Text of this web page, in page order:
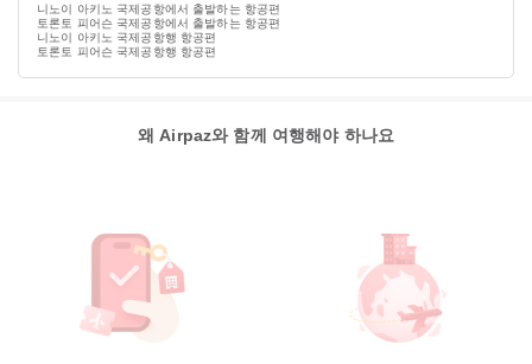
니노이 아키노 국제공항에서 출발하는 항공편
토론토 피어슨 국제공항에서 출발하는 항공편
니노이 아키노 국제공항행 항공편
토론토 피어슨 국제공항행 항공편
왜 Airpaz와 함께 여행해야 하나요